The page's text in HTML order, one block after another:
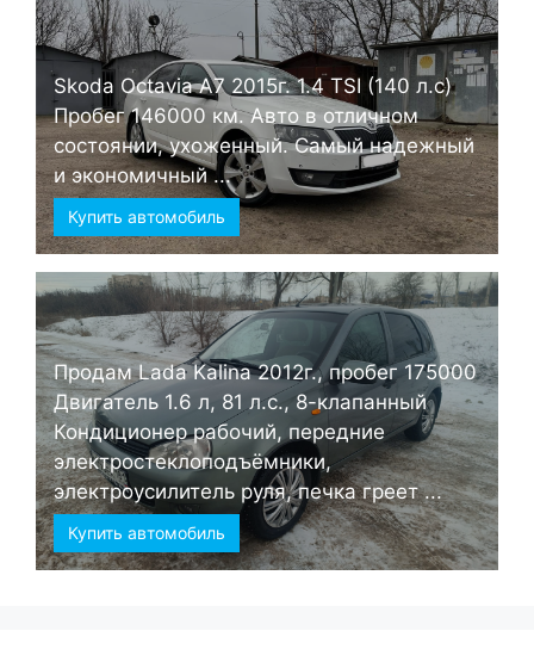
Skoda Octavia А7 2015г. 1.4 TSI (140 л.с)
Пробег 146000 км. Авто в отличном
состоянии, ухоженный. Самый надежный
и экономичный ...
Купить автомобиль
Продам Lada Kalina 2012г., пробег 175000
Двигатель 1.6 л, 81 л.с., 8-клапанный
Кондиционер рабочий, передние
электростеклоподъёмники,
электроусилитель руля, печка греет ...
Купить автомобиль